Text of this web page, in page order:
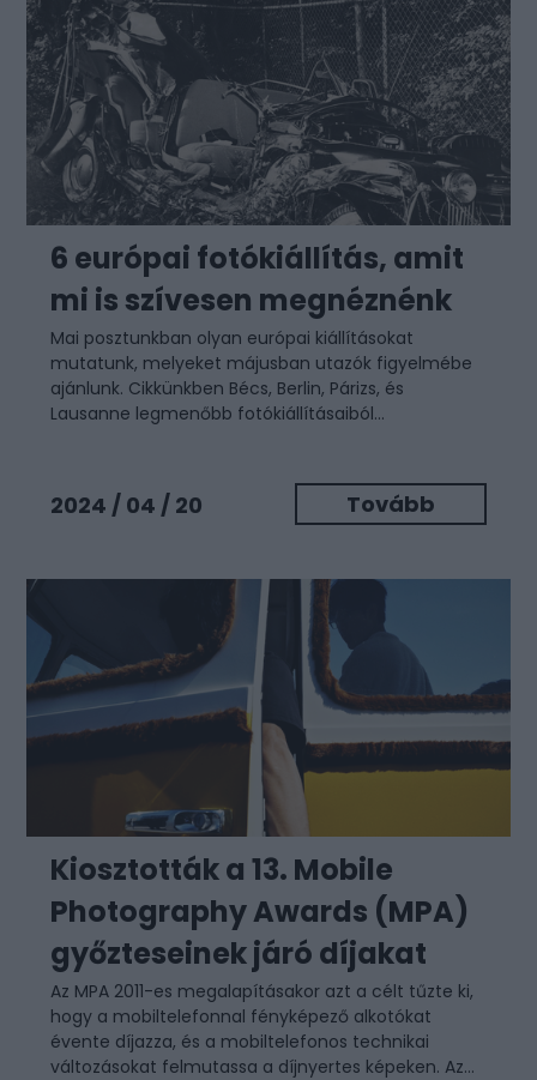
6 európai fotókiállítás, amit
mi is szívesen megnéznénk
Mai posztunkban olyan európai kiállításokat
mutatunk, melyeket májusban utazók figyelmébe
ajánlunk. Cikkünkben Bécs, Berlin, Párizs, és
Lausanne legmenőbb fotókiállításaiból...
2024 / 04 / 20 Tovább
Kiosztották a 13. Mobile
Photography Awards (MPA)
győzteseinek járó díjakat
Az MPA 2011-es megalapításakor azt a célt tűzte ki,
hogy a mobiltelefonnal fényképező alkotókat
évente díjazza, és a mobiltelefonos technikai
változásokat felmutassa a díjnyertes képeken. Az...